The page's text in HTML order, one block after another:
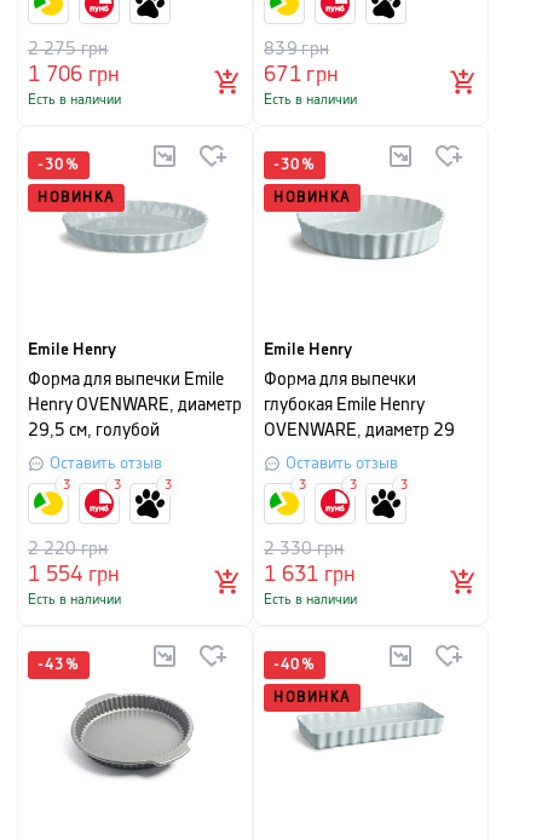
1 706 грн
2 275грн
Есть в наличии
671грн
839грн
Есть в наличии
-30 %
НОВИНКА
Emile Henry
Форма для выпечки Emile
Henry OVENWARE, диаметр
29,5 см, голубой
Оставить отзыв
1 554 грн
2 220грн
Есть в наличии
3 3 3
-30 %
НОВИНКА
Emile Henry
Форма для выпечки
глубокая Emile Henry
OVENWARE, диаметр 29
см, голубой
Оставить отзыв
1 631 грн
2 330грн
Есть в наличии
3 3 3
-43 % -40 %
НОВИНКА